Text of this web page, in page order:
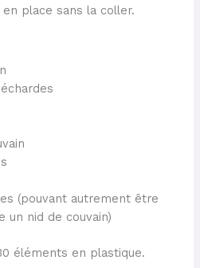
place sans la coller.
(pouvant autrement être
un nid de couvain)
éléments en plastique.